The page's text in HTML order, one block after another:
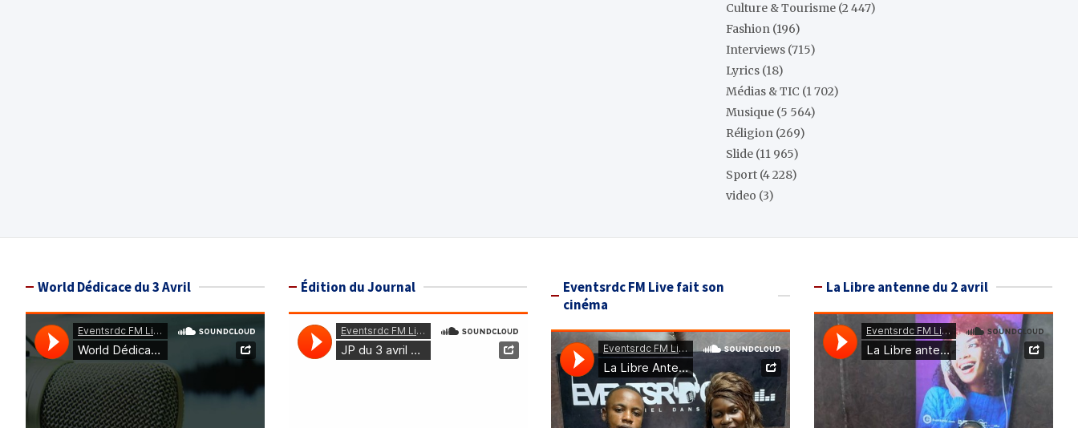
Culture & Tourisme (2 447)
Fashion (196)
Interviews (715)
Lyrics (18)
Médias & TIC (1 702)
Musique (5 564)
Réligion (269)
Slide (11 965)
Sport (4 228)
video (3)
World Dédicace du 3 Avril Édition du Journal
Eventsrdc FM Live fait son
cinéma
La Libre antenne du 2 avril